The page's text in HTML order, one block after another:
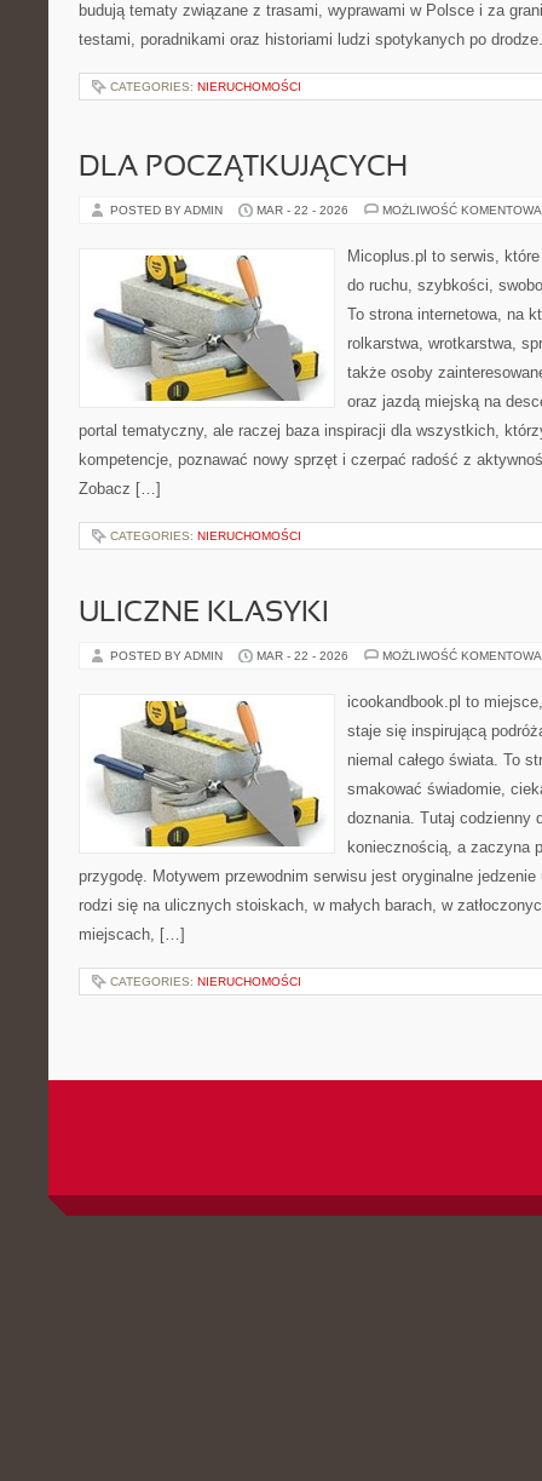
budują tematy związane z trasami, wyprawami w Polsce i za
testami, poradnikami oraz historiami ludzi spotykanych po
CATEGORIES: NIERUCHOMOŚCI
DLA POCZĄTKUJĄCYCH
POSTED BY ADMIN MAR - 22 - 2026 MOŻLIWOŚĆ
Micoplus.pl to serwis,
do ruchu, szybkości,
To strona internetowa, na
rolkarstwa, wrotkarstwa,
także osoby
oraz jazdą miejską na
portal tematyczny, ale raczej baza inspiracji dla wszystkich,
kompetencje, poznawać nowy sprzęt i czerpać radość z
Zobacz […]
CATEGORIES: NIERUCHOMOŚCI
ULICZNE KLASYKI
POSTED BY ADMIN MAR - 22 - 2026 MOŻLIWOŚĆ
icookandbook.pl to
staje się inspirującą
niemal całego świata. To
smakować świadomie,
doznania. Tutaj codzienny
koniecznością, a zaczyna
przygodę. Motywem przewodnim serwisu jest oryginalne
rodzi się na ulicznych stoiskach, w małych barach, w
miejscach, […]
CATEGORIES: NIERUCHOMOŚCI